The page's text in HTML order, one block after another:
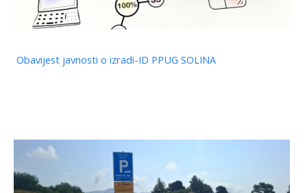
Obavijest javnosti o izradi-ID PPUG SOLINA